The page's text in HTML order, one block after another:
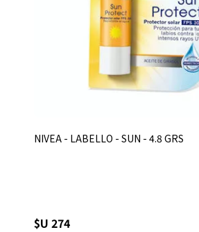
NIVEA - LABELLO - SUN - 4.8 GRS
$U 274